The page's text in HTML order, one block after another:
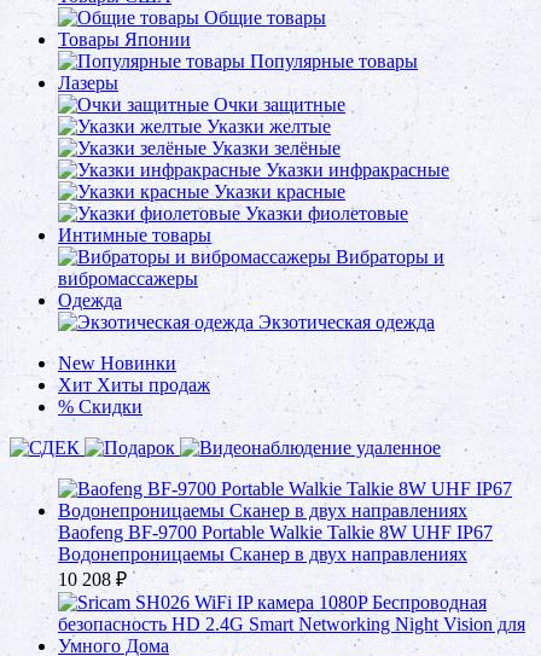
Общие товары
Товары Японии
Популярные товары
Лазеры
Очки защитные
Указки желтые
Указки зелёные
Указки инфракрасные
Указки красные
Указки фиолетовые
Интимные товары
Вибраторы и
вибромассажеры
Одежда
Экзотическая одежда
New Новинки
Хит Хиты продаж
% Скидки
Baofeng BF-9700 Portable Walkie Talkie 8W UHF IP67
Водонепроницаемы Сканер в двух направлениях
10 208 ₽